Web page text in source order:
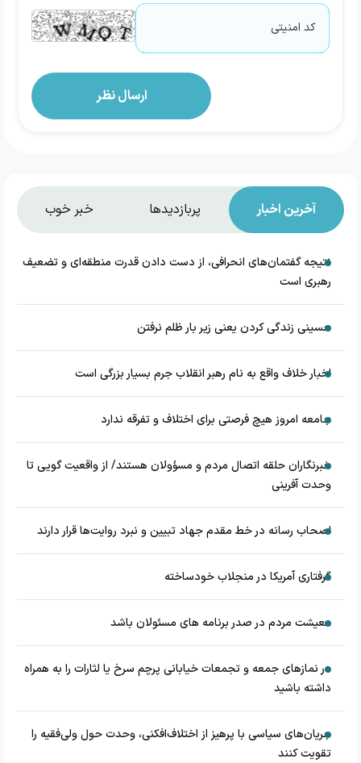
آخرین اخبار پربازدیدها خبر خوب
نتیجه گفتمان‌های انحرافی، از دست دادن قدرت منطقه‌ای و تضعیف
رهبری است
حسینی زندگی کردن یعنی زیر بار ظلم نرفتن
اخبار خلاف واقع به نام رهبر انقلاب جرم بسیار بزرگی است
جامعه امروز هیچ فرصتی برای اختلاف و تفرقه ندارد
خبرنگاران حلقه اتصال مردم و مسؤولان هستند/ از واقعیت گویی تا
وحدت آفرینی
اصحاب رسانه در خط مقدم جهاد تبیین و نبرد روایت‌ها قرار دارند
گرفتاری آمریکا در منجلاب خودساخته
معیشت مردم در صدر برنامه های مسئولان باشد
در نماز‌های جمعه و تجمعات خیابانی پرچم سرخ یا لثارات را به همراه
داشته باشید
جریان‌های سیاسی با پرهیز از اختلاف‌افکنی، وحدت حول ولی‌فقیه را
تقویت کنند